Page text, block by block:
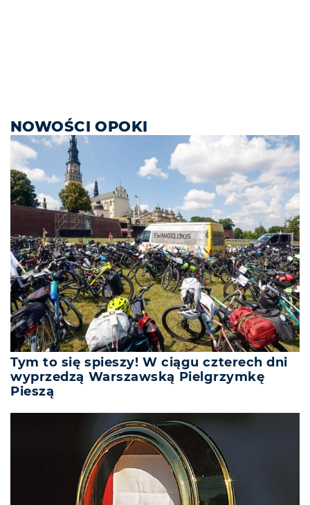
NOWOŚCI OPOKI
Tym to się spieszy! W ciągu czterech dni
wyprzedzą Warszawską Pielgrzymkę
Pieszą